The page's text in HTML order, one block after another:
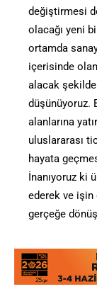
değiştirmesi
olacağı yeni
ortamda
içerisinde
alacak şekilde
düşünüyoruz.
alanlarına
uluslararası
hayata
İnanıyoruz ki
ederek ve işin
gerçeğe